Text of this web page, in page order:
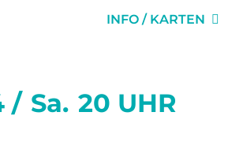
INFO / KARTEN
/ Sa. 20 UHR